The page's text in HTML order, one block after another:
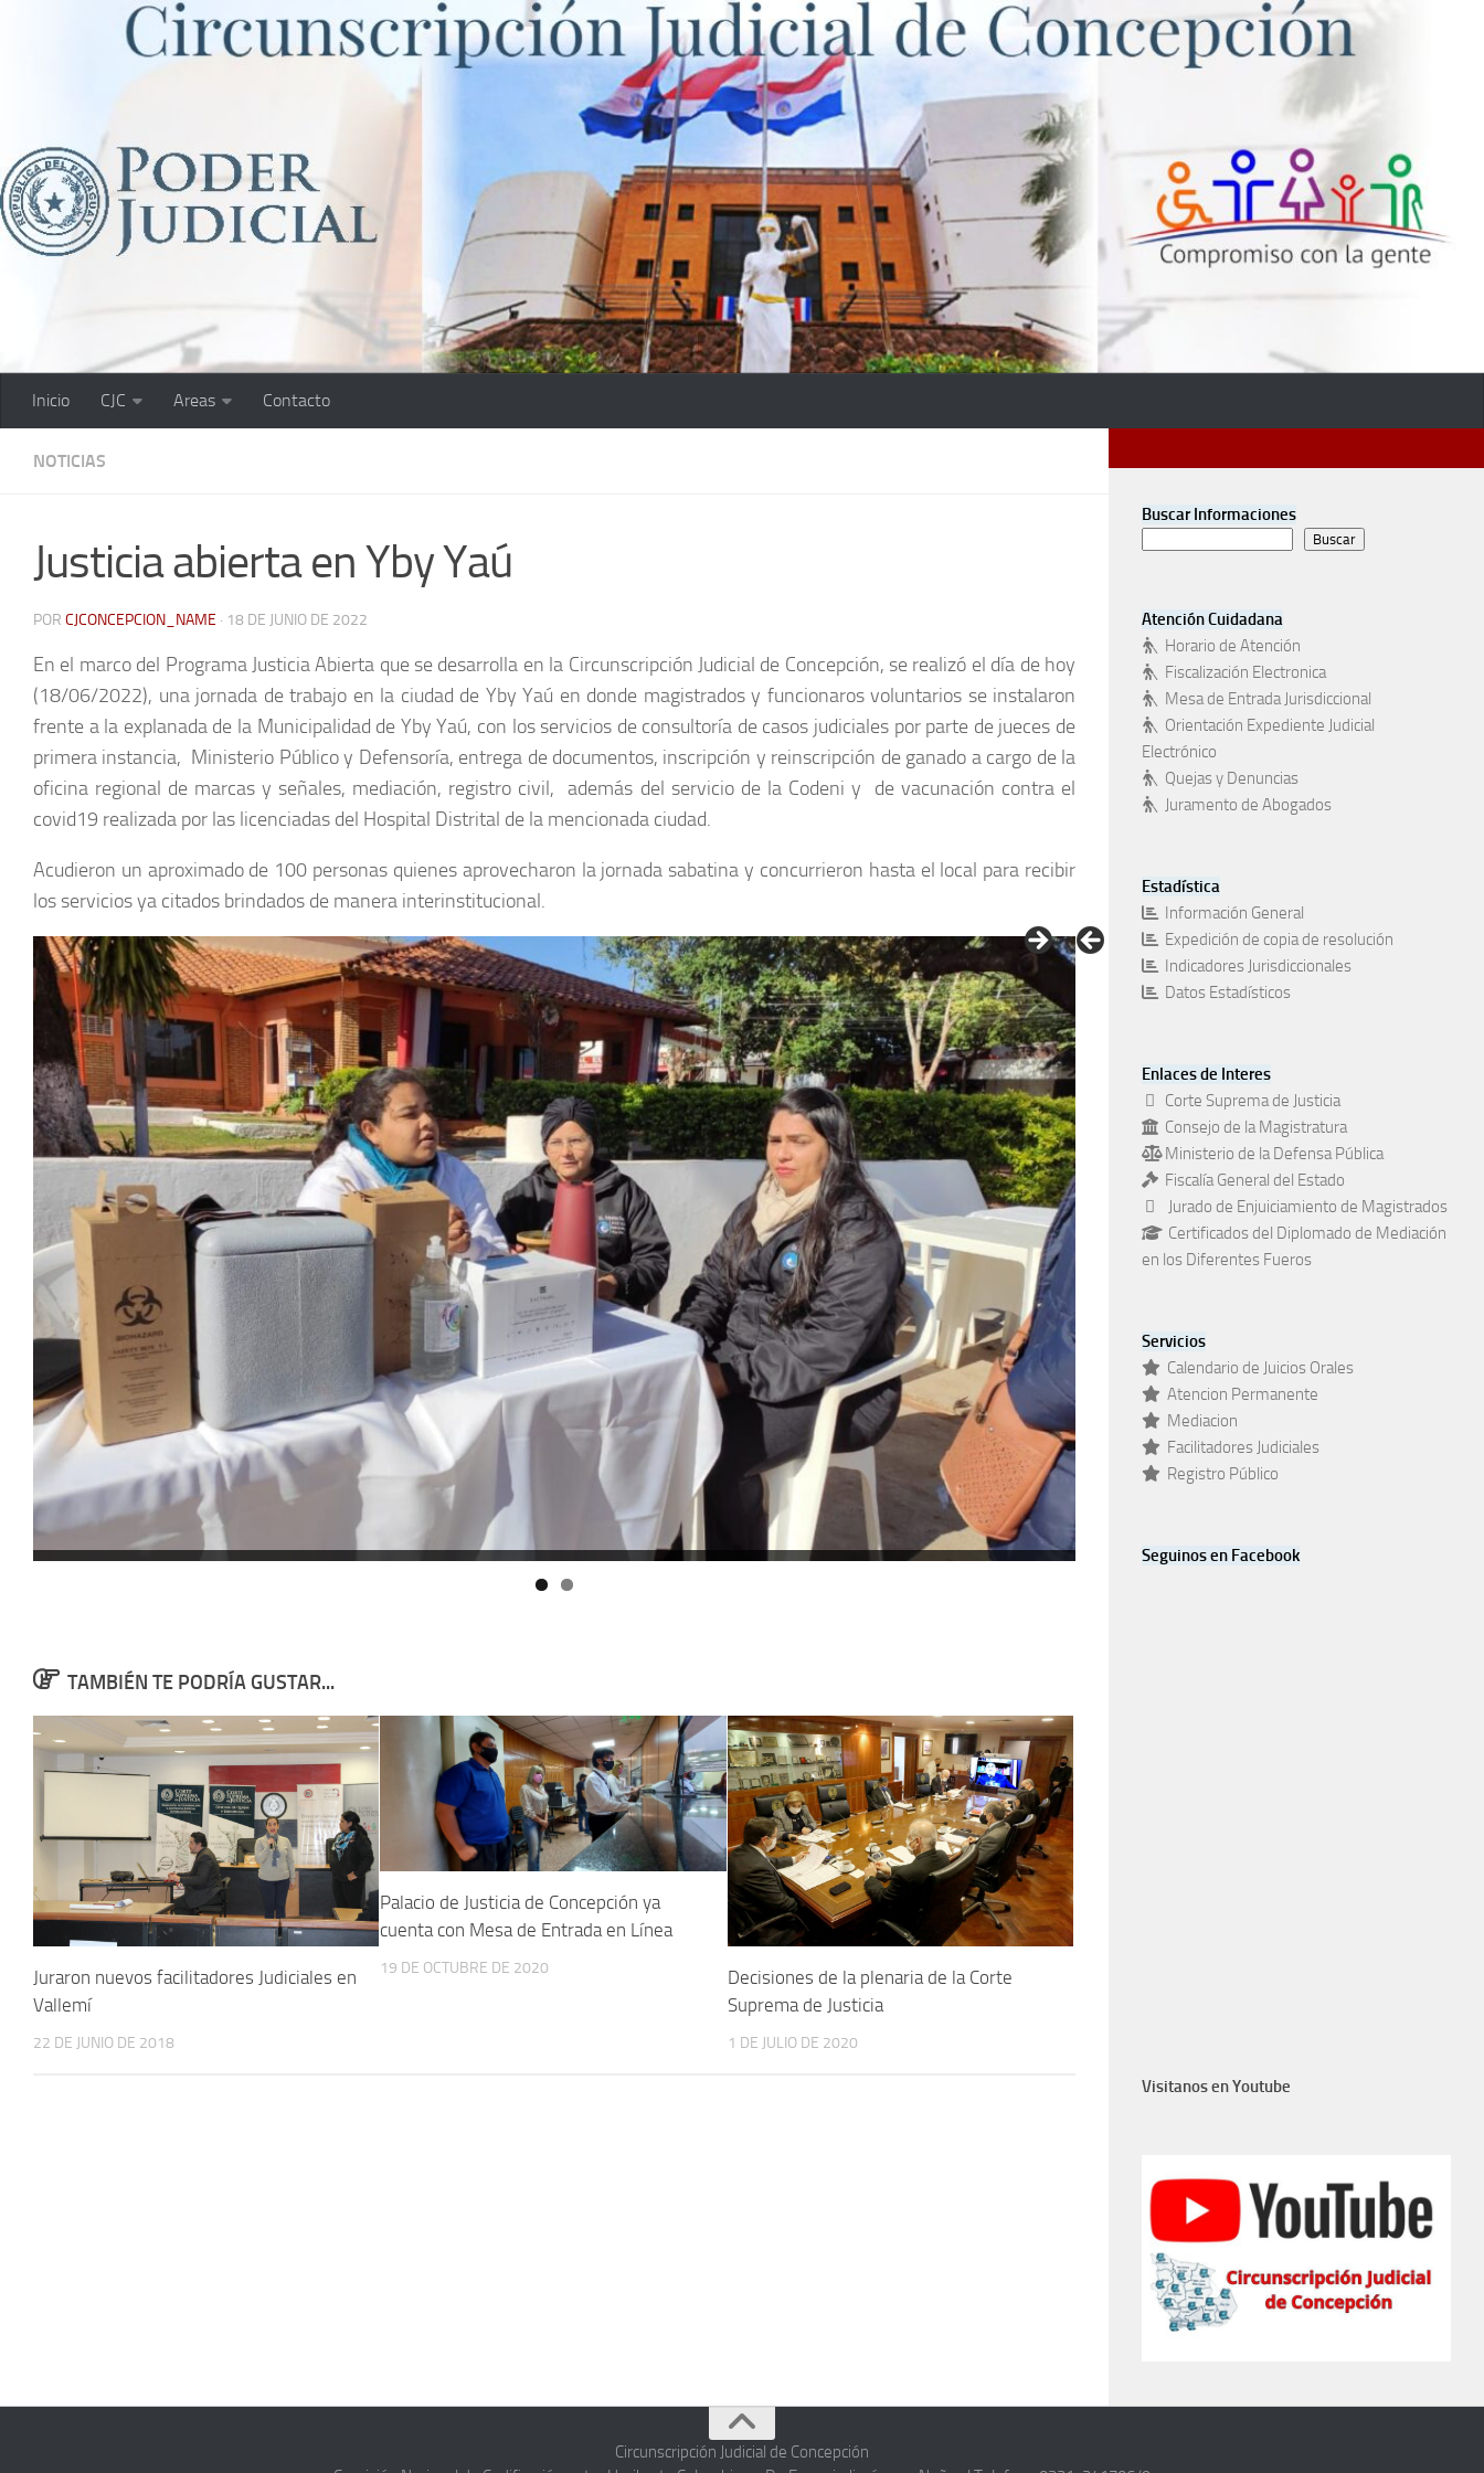
Saltar al contenido
Inicio CJC Areas Contacto
NOTICIAS
Justicia abierta en Yby Yaú
POR CJCONCEPCION_NAME · 18 DE JUNIO DE 2022
En el marco del Programa Justicia Abierta que se desarrolla en la Circunscripción Judicial de Concepción, se realizó el día de hoy
(18/06/2022), una jornada de trabajo en la ciudad de Yby Yaú en donde magistrados y funcionaros voluntarios se instalaron
frente a la explanada de la Municipalidad de Yby Yaú, con los servicios de consultoría de casos judiciales por parte de jueces de
primera instancia, Ministerio Público y Defensoría, entrega de documentos, inscripción y reinscripción de ganado a cargo de la
oficina regional de marcas y señales, mediación, registro civil, además del servicio de la Codeni y de vacunación contra el
covid19 realizada por las licenciadas del Hospital Distrital de la mencionada ciudad.
Acudieron un aproximado de 100 personas quienes aprovecharon la jornada sabatina y concurrieron hasta el local para recibir
los servicios ya citados brindados de manera interinstitucional.
TAMBIÉN TE PODRÍA GUSTAR...
Juraron nuevos facilitadores Judiciales en
Vallemí
22 DE JUNIO DE 2018
Palacio de Justicia de Concepción ya
cuenta con Mesa de Entrada en Línea
19 DE OCTUBRE DE 2020
Decisiones de la plenaria de la Corte
Suprema de Justicia
1 DE JULIO DE 2020
Buscar Informaciones
Buscar
Atención Cuidadana
Horario de Atención
Fiscalización Electronica
Mesa de Entrada Jurisdiccional
Orientación Expediente Judicial
Electrónico
Quejas y Denuncias
Juramento de Abogados
Estadística
Información General
Expedición de copia de resolución
Indicadores Jurisdiccionales
Datos Estadísticos
Enlaces de Interes
Corte Suprema de Justicia
Consejo de la Magistratura
Ministerio de la Defensa Pública
Fiscalía General del Estado
Jurado de Enjuiciamiento de Magistrados
Certificados del Diplomado de Mediación
en los Diferentes Fueros
Servicios
Calendario de Juicios Orales
Atencion Permanente
Mediacion
Facilitadores Judiciales
Registro Público
Seguinos en Facebook
Visitanos en Youtube
Circunscripción Judicial de Concepción